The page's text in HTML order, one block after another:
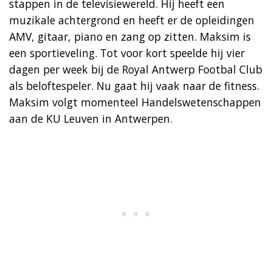
stappen in de televisiewereld. Hij heeft een
muzikale achtergrond en heeft er de opleidingen
AMV, gitaar, piano en zang op zitten. Maksim is
een sportieveling. Tot voor kort speelde hij vier
dagen per week bij de Royal Antwerp Footbal Club
als beloftespeler. Nu gaat hij vaak naar de fitness.
Maksim volgt momenteel Handelswetenschappen
aan de KU Leuven in Antwerpen.